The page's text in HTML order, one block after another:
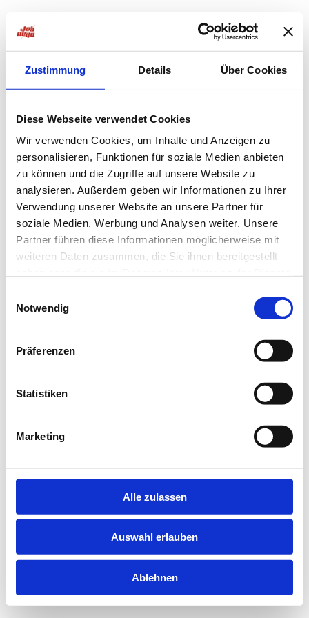
Zustimmung Details Über Cookies
Diese Webseite verwendet Cookies
Wir verwenden Cookies, um Inhalte und Anzeigen zu
personalisieren, Funktionen für soziale Medien anbieten
zu können und die Zugriffe auf unsere Website zu
analysieren. Außerdem geben wir Informationen zu Ihrer
Verwendung unserer Website an unsere Partner für
soziale Medien, Werbung und Analysen weiter. Unsere
Partner führen diese Informationen möglicherweise mit
weiteren Daten zusammen, die Sie ihnen bereitgestellt
Notwendig
Präferenzen
Statistiken
Marketing
Alle zulassen
Auswahl erlauben
Ablehnen
loadingjobninja.com
for more